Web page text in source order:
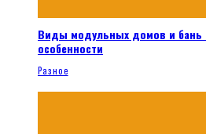
Виды модульных домов и бань
особенности
Разное